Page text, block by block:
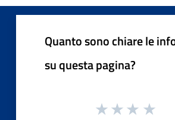
Quanto sono chiare le
su questa pagina?